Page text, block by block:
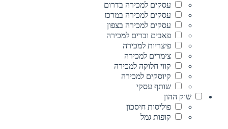
עסקים למכירה בדרום
עסקים למכירה במרכז
עסקים למכירה בצפון
פאבים וברים למכירה
פיצריות למכירה
צימרים למכירה
קווי חלוקה למכירה
קיוסקים למכירה
שותף עסקי
שוק ההון
פוליסות חיסכון
קופות גמל